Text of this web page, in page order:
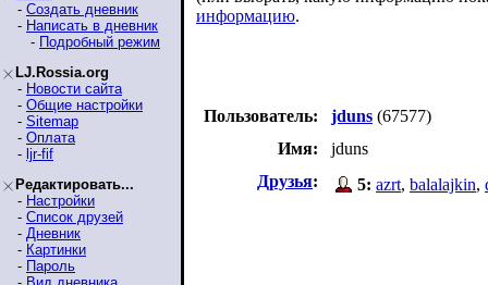
- Создать дневник
- Написать в дневник
- Подробный режим
LJ.Rossia.org
- Новости сайта
- Общие настройки
- Sitemap
- Оплата
- ljr-fif
Редактировать...
- Настройки
- Список друзей
- Дневник
- Картинки
- Пароль
информацию.
Пользователь: jduns (67577)
Имя:
jduns
Друзья: 5: azrt, balalajkin,